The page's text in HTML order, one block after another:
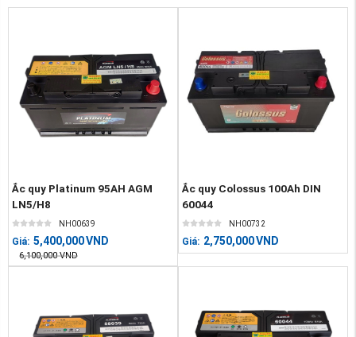
Ắc quy Platinum 95AH AGM
LN5/H8
NH00639
Giá: 5,400,000VND
6,100,000 VND
Ắc quy Colossus 100Ah DIN
60044
NH00732
Giá: 2,750,000VND